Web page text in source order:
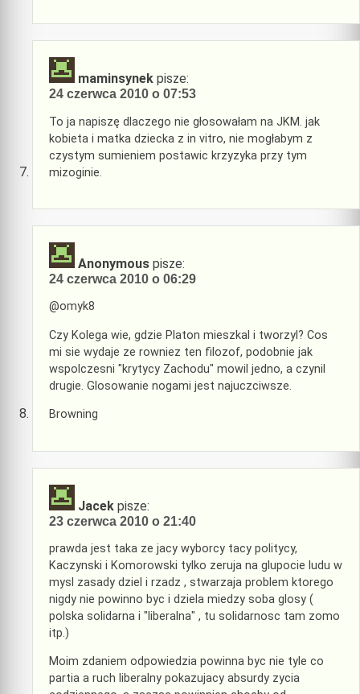
maminsynek pisze:
24 czerwca 2010 o 07:53
To ja napiszę dlaczego nie głosowałam na JKM. jak
kobieta i matka dziecka z in vitro, nie mogłabym z
czystym sumieniem postawic krzyzyka przy tym
mizoginie.
Anonymous pisze:
24 czerwca 2010 o 06:29
@omyk8
Czy Kolega wie, gdzie Platon mieszkal i tworzyl? Cos
mi sie wydaje ze rowniez ten filozof, podobnie jak
wspolczesni "krytycy Zachodu" mowil jedno, a czynil
drugie. Glosowanie nogami jest najuczciwsze.
Browning
Jacek pisze:
23 czerwca 2010 o 21:40
prawda jest taka ze jacy wyborcy tacy politycy,
Kaczynski i Komorowski tylko zeruja na glupocie ludu w
mysl zasady dziel i rzadz , stwarzaja problem ktorego
nigdy nie powinno byc i dziela miedzy soba glosy (
polska solidarna i "liberalna" , tu solidarnosc tam zomo
itp.)
Moim zdaniem odpowiedzia powinna byc nie tyle co
partia a ruch liberalny pokazujacy absurdy zycia